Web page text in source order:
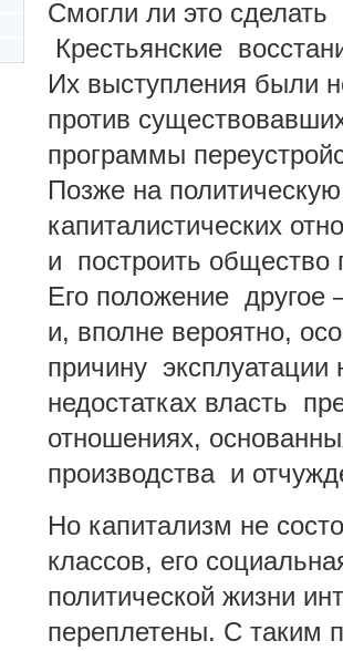
Смогли ли это
Крестьянские
Их выступления были
против
программы
Позже на
капиталистических
и построить общество
Его положение другое
и, вполне вероятно,
причину эксплуатации
недостатках власть
отношениях,
производства и
Но капитализм не
классов, его
политической жизни
переплетены. С таким